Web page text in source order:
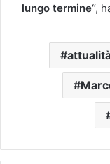
lungo termine“,